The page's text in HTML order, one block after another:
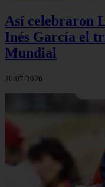
Así celebraron
Inés García el
Mundial
20/07/2026